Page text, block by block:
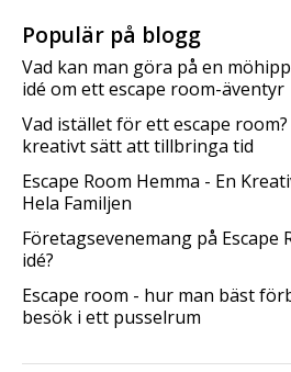
Populär på blogg
Vad kan man göra på en
idé om ett escape room-äventyr
Vad istället för ett escape
kreativt sätt att tillbringa tid
Escape Room Hemma - En
Hela Familjen
Företagsevenemang på Escape
idé?
Escape room - hur man bäst
besök i ett pusselrum